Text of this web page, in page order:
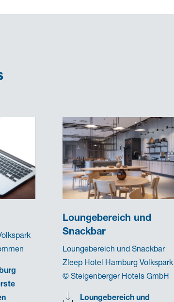
Loungebereich und
Snackbar
Loungebereich und Snackbar
Zleep Hotel Hamburg Volkspark
© Steigenberger Hotels GmbH
Loungebereich und